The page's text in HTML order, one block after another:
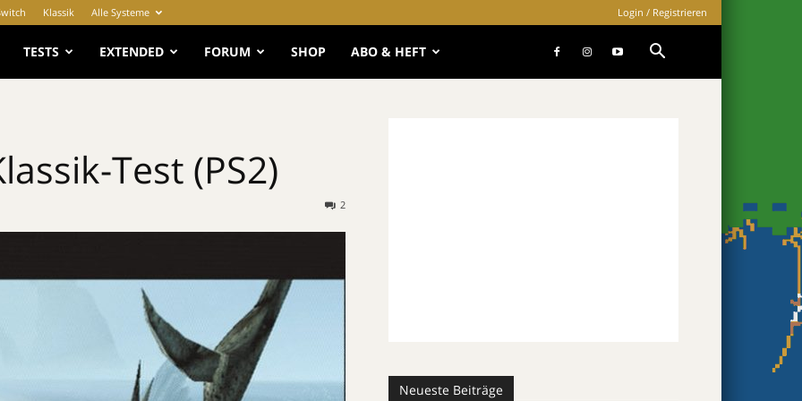
Klassik Alle Systeme Login / Registrieren
TESTS EXTENDED FORUM SHOP ABO & HEFT
Test (PS2)
2
Neueste Beiträge